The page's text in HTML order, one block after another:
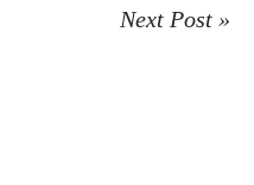
Next Post »